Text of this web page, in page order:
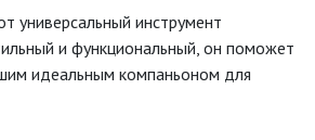
универсальный инструмент
и функциональный, он поможет
идеальным компаньоном для